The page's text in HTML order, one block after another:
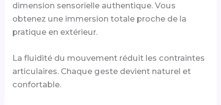
dimension sensorielle authentique. Vous
obtenez une immersion totale proche de la
pratique en extérieur.
La fluidité du mouvement réduit les contraintes
articulaires. Chaque geste devient naturel et
confortable.